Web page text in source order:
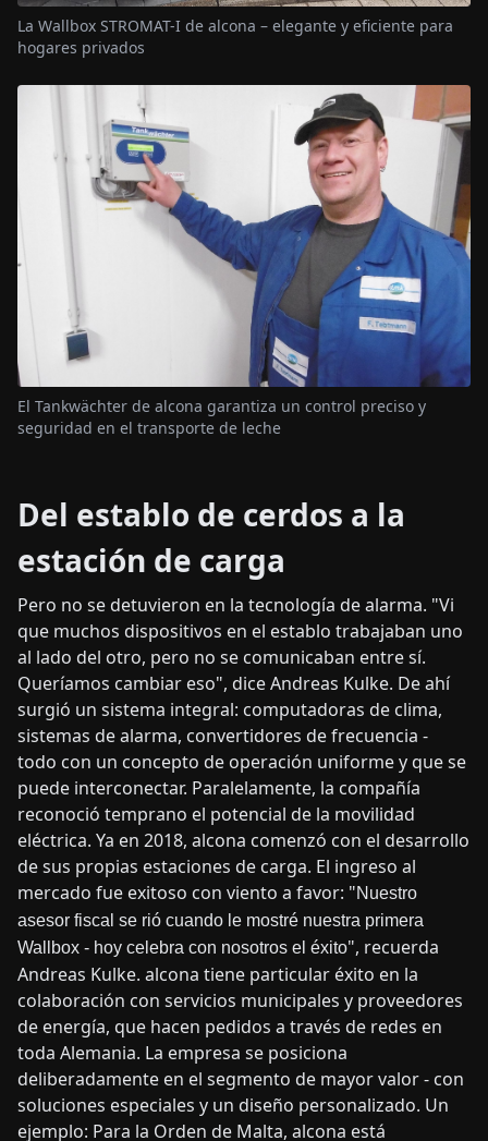
La Wallbox STROMAT-I de alcona – elegante y eficiente para
hogares privados
El Tankwächter de alcona garantiza un control preciso y
seguridad en el transporte de leche
Del establo de cerdos a la
estación de carga
Pero no se detuvieron en la tecnología de alarma. "Vi
que muchos dispositivos en el establo trabajaban uno
al lado del otro, pero no se comunicaban entre sí.
Queríamos cambiar eso", dice Andreas Kulke. De ahí
surgió un sistema integral: computadoras de clima,
sistemas de alarma, convertidores de frecuencia -
todo con un concepto de operación uniforme y que se
puede interconectar. Paralelamente, la compañía
reconoció temprano el potencial de la movilidad
eléctrica. Ya en 2018, alcona comenzó con el desarrollo
de sus propias estaciones de carga. El ingreso al
mercado fue exitoso con viento a favor: "Nuestro
asesor fiscal se rió cuando le mostré nuestra primera
Wallbox - hoy celebra con nosotros el éxito", recuerda
Andreas Kulke. alcona tiene particular éxito en la
colaboración con servicios municipales y proveedores
de energía, que hacen pedidos a través de redes en
toda Alemania. La empresa se posiciona
deliberadamente en el segmento de mayor valor - con
soluciones especiales y un diseño personalizado. Un
ejemplo: Para la Orden de Malta, alcona está